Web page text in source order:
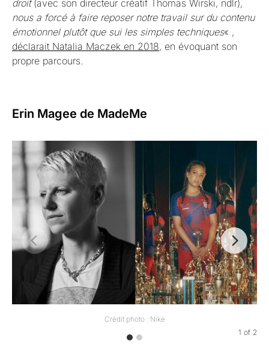
droit (avec son directeur créatif Thomas Wirski, ndlr),
nous a forcé à faire reposer notre travail sur du contenu
émotionnel plutôt que sui les simples techniques« ,
déclarait Natalia Maczek en 2018, en évoquant son
propre parcours.
Erin Magee de MadeMe
Crédit photo : Nike
1 of 2